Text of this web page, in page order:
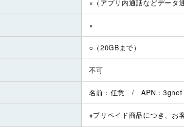
×（アプリ内通話などデータ
×
○（20GBまで）
不可
名前：任意 / APN：
※プリペイド商品につき、お